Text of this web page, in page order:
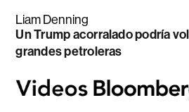
Liam Denning
Un Trump acorralado podría
grandes petroleras